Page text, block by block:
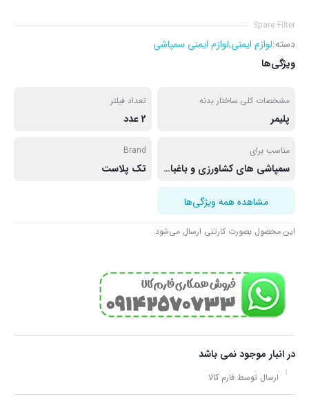
Spare Filter
دسته: لوازم ایمنی,لوازم ایمنی سمپاشی
ویژگی‌ها
مشخصات کلی.ساختار بدنه
پلیمر
تعداد فیلتر
2 عدد
مناسب برای
سمپاشی های کشاورزی و باغبانی
Brand
تک پلاست
مشاهده همه ویژگی‌ها
این محصول بصورت کارتنی ارسال می‌شود.
در انبار موجود نمی باشد
ارسال توسط فارم کالا